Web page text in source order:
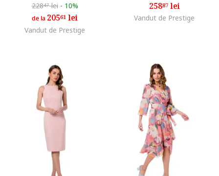
22847lei - 10%
de la 20561 lei
Vandut de Prestige
25887lei
Vandut de Prestige